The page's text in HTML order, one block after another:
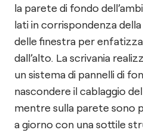
la parete di fondo
lati in corrispondenza
delle finestra per
dall’alto. La scrivania
un sistema di pannelli di
nascondere il cablaggio
mentre sulla parete sono
a giorno con una sottile